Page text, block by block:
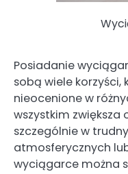
Posiadanie
sobą wiele
nieocenione w
wszystkim zwiększa
szczególnie w
atmosferycznych
wyciągarce można